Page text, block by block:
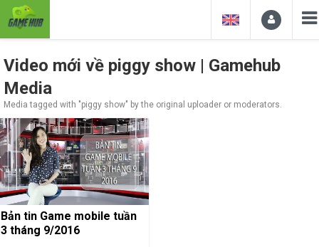
Video mới về piggy show | Gamehub
Media
Media tagged with "piggy show" by the original uploader or moderators.
Bản tin Game mobile tuần
3 tháng 9/2016